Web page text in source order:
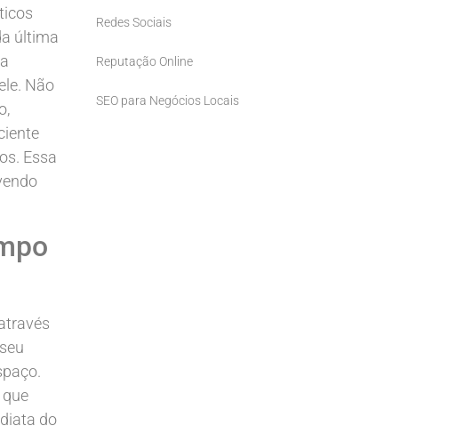
última
Não
Essa
do
Redes Sociais
Reputação Online
SEO para Negócios Locais